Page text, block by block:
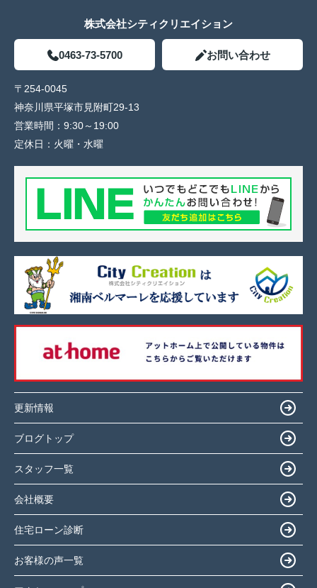
株式会社シティクリエイション
0463-73-5700 お問い合わせ
〒254-0045
神奈川県平塚市見附町29-13
営業時間： 9:30～19:00
定休日： 火曜・水曜
更新情報
ブログトップ
スタッフ一覧
会社概要
住宅ローン診断
お客様の声一覧